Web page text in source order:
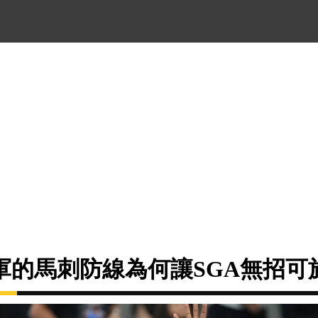
的馬刺防線為何讓SGA無招可